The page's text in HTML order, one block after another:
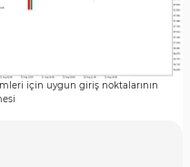
için uygun giriş noktalarının